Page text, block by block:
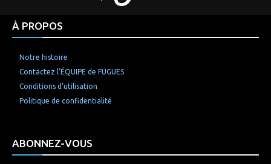
À PROPOS
Notre histoire
Contactez l’ÉQUIPE de FUGUES
Conditions d’utilisation
Politique de confidentialité
ABONNEZ-VOUS